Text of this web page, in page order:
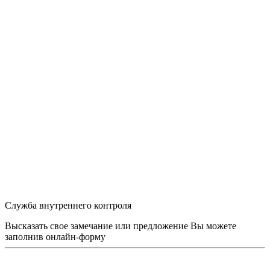
Служба внутреннего контроля
Высказать свое замечание или предложение Вы можете
заполнив онлайн-форму